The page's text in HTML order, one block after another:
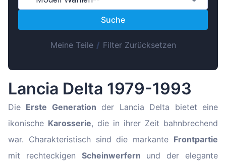
Lietuvių
Slovenian
Latvian
Slovenčina
Suche
Meine Teile/ Filter Zurücksetzen
Lancia Delta 1979-1993
Die Erste Generation der Lancia Delta bietet eine
ikonische Karosserie, die in ihrer Zeit bahnbrechend
war. Charakteristisch sind die markante Frontpartie
mit rechteckigen Scheinwerfern und der elegante